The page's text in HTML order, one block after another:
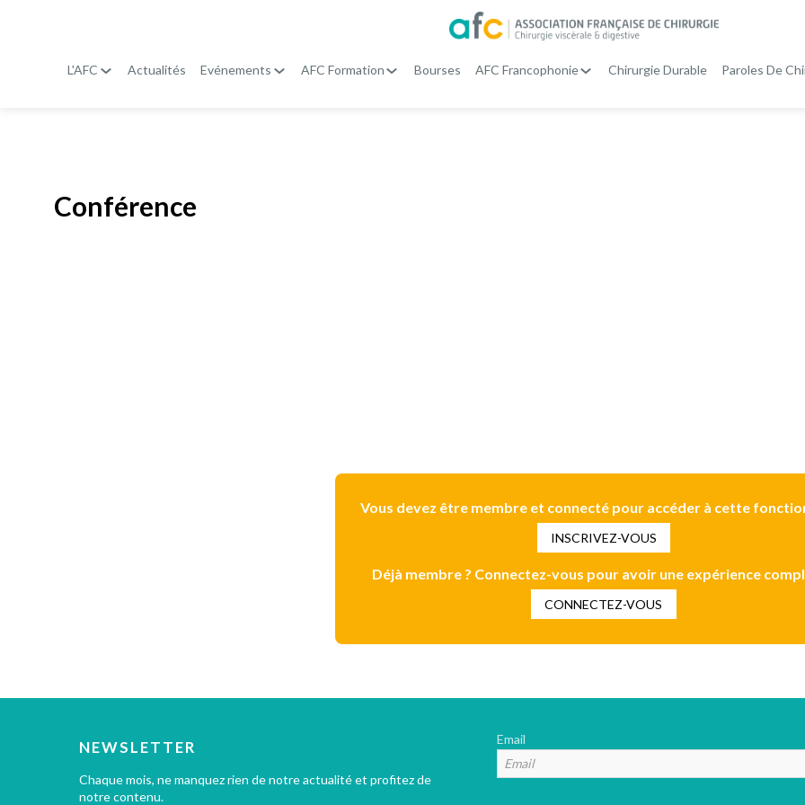
L'AFC Actualités Evénements AFC Formation Bourses AFC Francophonie Chirurgie Durable Paroles De
Conférence
Vous devez être membre et connecté pour accéder à cette
INSCRIVEZ-VOUS
Déjà membre ? Connectez-vous pour avoir une expérience
CONNECTEZ-VOUS
NEWSLETTER
Chaque mois, ne manquez rien de notre actualité et profitez de
notre contenu.
Email